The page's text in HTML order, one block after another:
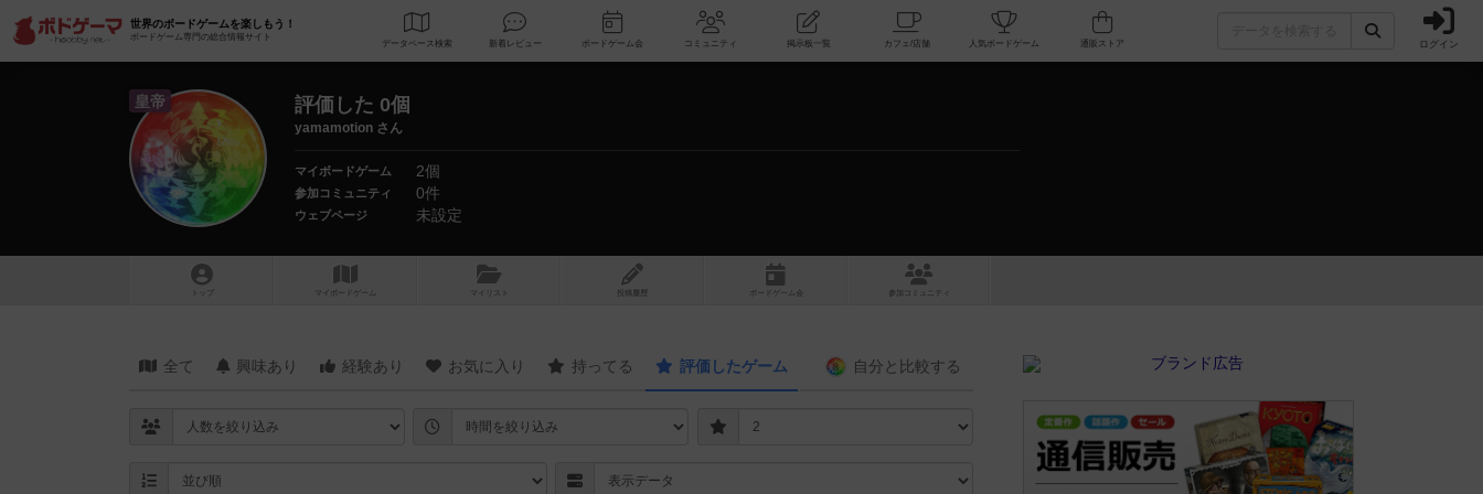
世界のボードゲームを楽しもう！
ボードゲーム専門の総合情報サイト
データベース 検索 新着レビュー ボードゲーム会 コミュニティ 掲示板一覧 カフェ/店舗 人気ボードゲーム ログイン
皇帝 評価した 0個
yamamotion さん
マイボードゲーム 2個
参加コミュニティ 0件
ウェブページ 未設定
トップ マイボードゲーム マイリスト 投稿履歴 ボ ドゲ ーム コミュニティ
全て 興味あり 経験あり お気に入り 持ってる 評価したゲーム 自分と 比較する